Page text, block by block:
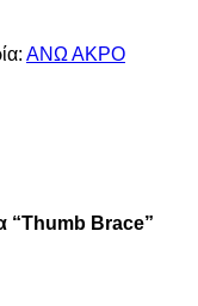
ΑΝΩ ΑΚΡΟ
“Thumb Brace”